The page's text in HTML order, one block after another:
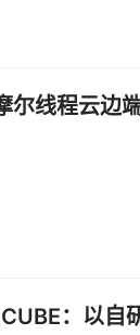
尔线程云边
：以自